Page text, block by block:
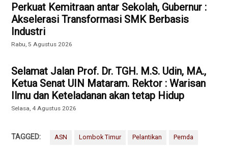
Perkuat Kemitraan antar Sekolah, Gubernur :
Akselerasi Transformasi SMK Berbasis
Industri
Rabu, 5 Agustus 2026
Selamat Jalan Prof. Dr. TGH. M.S. Udin, MA.,
Ketua Senat UIN Mataram. Rektor : Warisan
Ilmu dan Keteladanan akan tetap Hidup
Selasa, 4 Agustus 2026
TAGGED: ASN Lombok Timur Pelantikan Pemda